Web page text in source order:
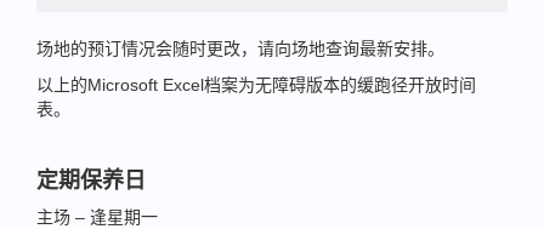
场地的预订情况会随时更改，请向场地查询最新安排。
以上的Microsoft Excel档案为无障碍版本的缓跑径开放时间
表。
定期保养日
主场 – 逢星期一